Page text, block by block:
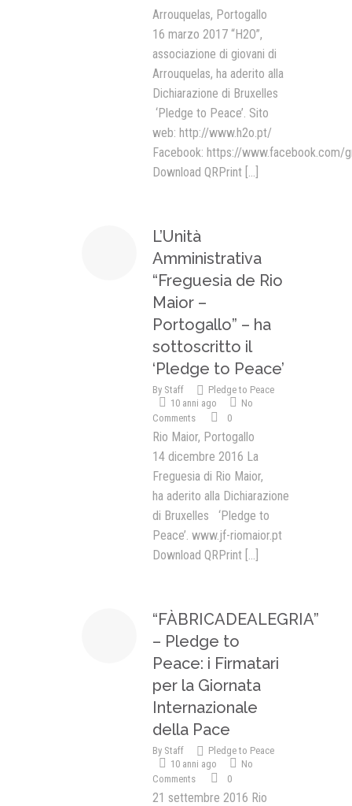
Arrouquelas, Portogallo
16 marzo 2017 “H2O”,
associazione di giovani di
Arrouquelas, ha aderito alla
Dichiarazione di Bruxelles
‘Pledge to Peace’. Sito
web: http://www.h2o.pt/
Facebook: https://www.facebook.com/
Download QRPrint [...]
L’Unità
Amministrativa
“Freguesia de Rio
Maior –
Portogallo” – ha
sottoscritto il
‘Pledge to Peace’
By Staff
Pledge to Peace
10 anni ago
No
Comments
0
Rio Maior, Portogallo
14 dicembre 2016 La
Freguesia di Rio Maior,
ha aderito alla Dichiarazione
di Bruxelles ‘Pledge to
Peace’. www.jf-riomaior.pt
Download QRPrint [...]
“FÀBRICADEALEGRIA”
– Pledge to
Peace: i Firmatari
per la Giornata
Internazionale
della Pace
By Staff
Pledge to Peace
10 anni ago
No
Comments
0
21 settembre 2016 Rio